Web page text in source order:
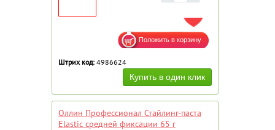
ДОБАВИТЬ В ИЗБРАННОЕ
Штрих код: 4986624
Оллин Профессионал Стайлинг-паста
Elastic средней фиксации 65 г